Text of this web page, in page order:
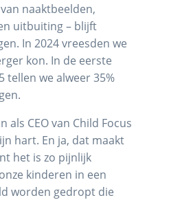
naaktbeelden,
uitbuiting – blijft
In 2024 vreesden we
kon. In de eerste
tellen we alweer 35%
als CEO van Child Focus
hart. En ja, dat maakt
het is zo pijnlijk
kinderen in een
worden gedropt die